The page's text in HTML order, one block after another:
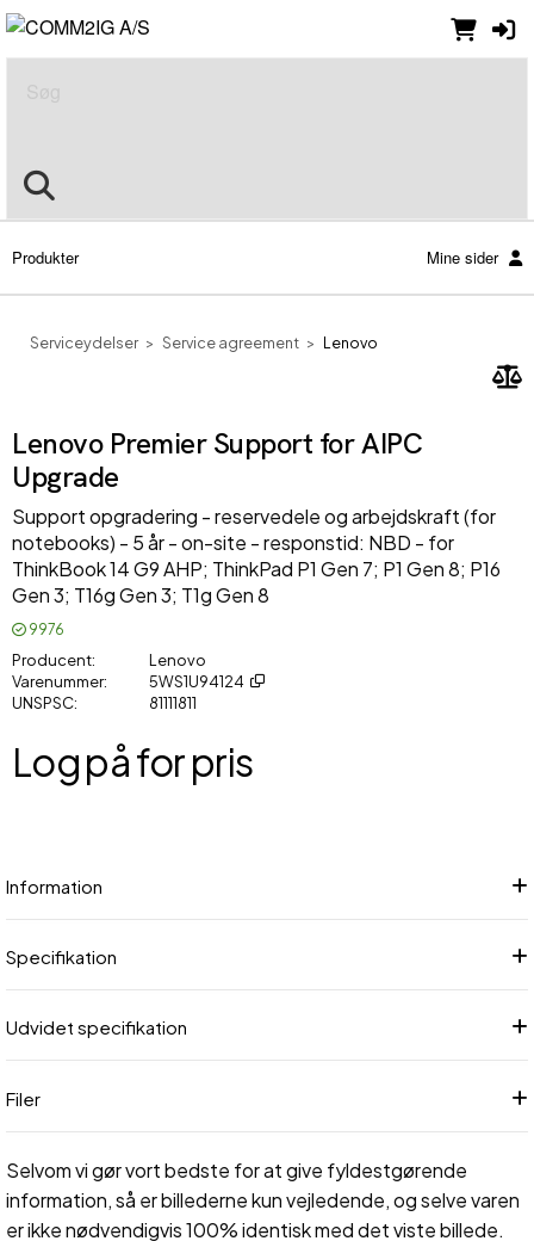
Produkter Mine sider
Serviceydelser Service agreement Lenovo
Lenovo Premier Support for AIPC
Upgrade
Support opgradering - reservedele og arbejdskraft (for
notebooks) - 5 år - on-site - responstid: NBD - for
ThinkBook 14 G9 AHP; ThinkPad P1 Gen 7; P1 Gen 8; P16
Gen 3; T16g Gen 3; T1g Gen 8
9976
Producent
Lenovo
Varenummer
5WS1U94124
UNSPSC
81111811
Log på for pris
Information
Specifikation
Udvidet specifikation
Filer
Selvom vi gør vort bedste for at give fyldestgørende
information, så er billederne kun vejledende, og selve varen
er ikke nødvendigvis 100% identisk med det viste billede.